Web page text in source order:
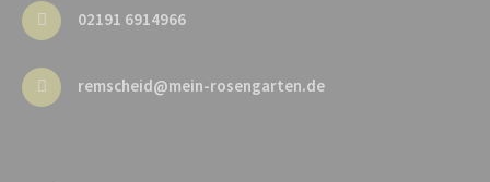
02191 6914966
remscheid@mein-rosengarten.de